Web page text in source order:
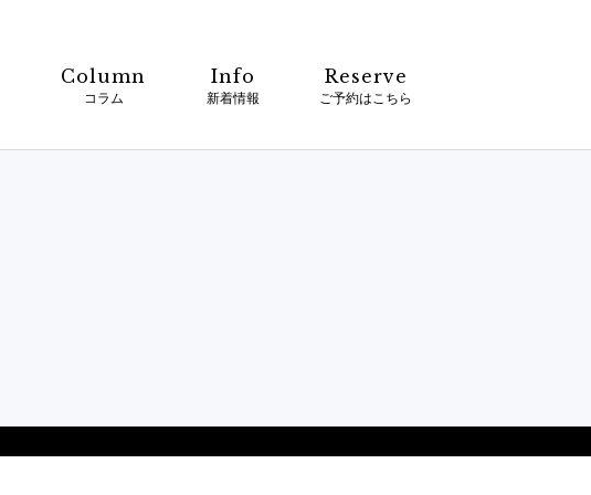
Column
コラム
Info
新着情報
Reserve
ご予約はこちら